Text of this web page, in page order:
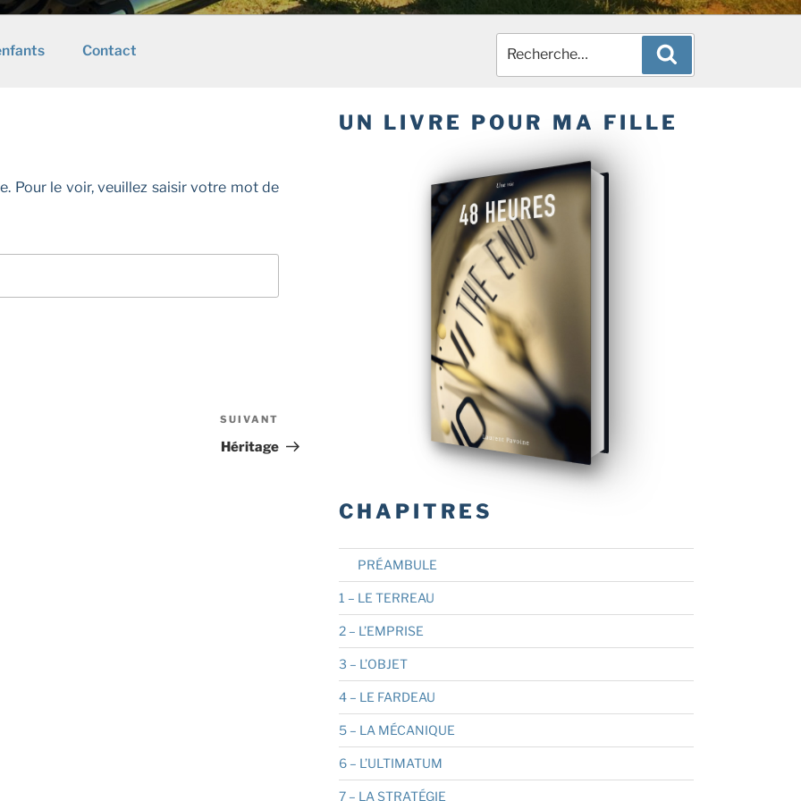
Contact
pour
Pour le voir, veuillez saisir votre mot de
suivant
SUIVANT
Héritage
UN LIVRE POUR MA FILLE
CHAPITRES
PRÉAMBULE
1 – LE TERREAU
2 – L’EMPRISE
3 – L’OBJET
4 – LE FARDEAU
5 – LA MÉCANIQUE
6 – L’ULTIMATUM
7 – LA STRATÉGIE